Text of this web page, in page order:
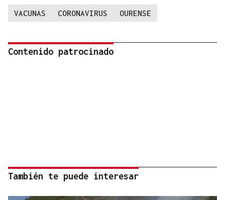
VACUNAS CORONAVIRUS OURENSE
Contenido patrocinado
También te puede interesar